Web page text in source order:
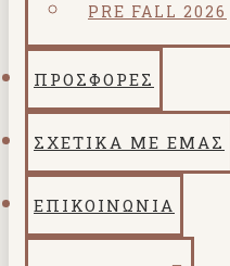
PRE FALL 2026
ΠΡΟΣΦΟΡΕΣ
ΣΧΕΤΙΚΑ ΜΕ ΕΜΑΣ
ΕΠΙΚΟΙΝΩΝΙΑ